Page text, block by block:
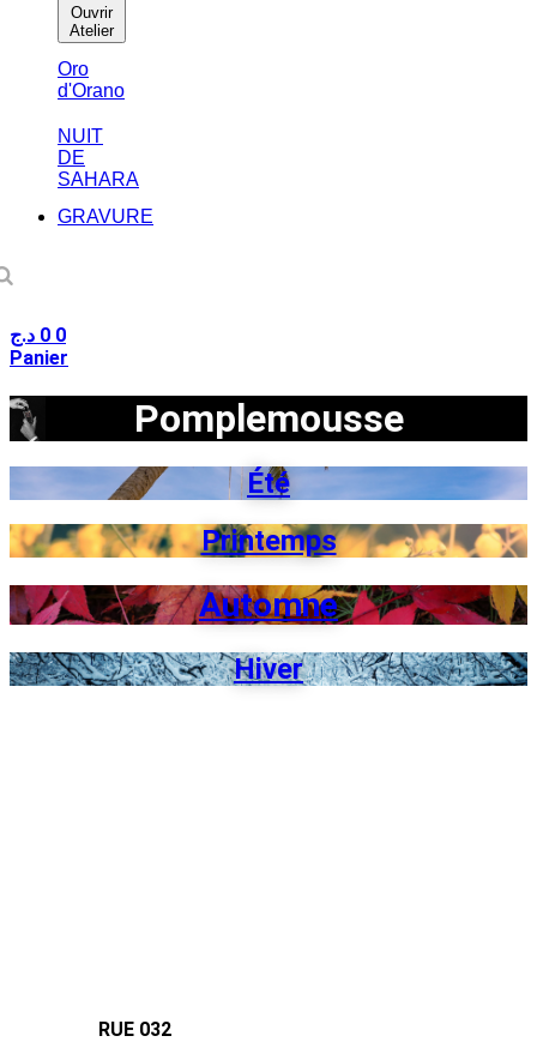
Ouvrir
Atelier
Oro
d'Orano
NUIT
DE
SAHARA
GRAVURE
0 د.ج
0
Panier
Pomplemousse
Été
Printemps
Automne
Hiver
RUE 032